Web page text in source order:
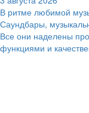
В ритме любимой
Саундбары,
Все они наделены
функциями и